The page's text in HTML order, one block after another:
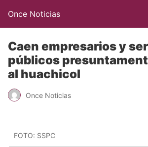
Once Noticias
Caen empresarios y
públicos
al huachicol
Once Noticias
FOTO: SSPC